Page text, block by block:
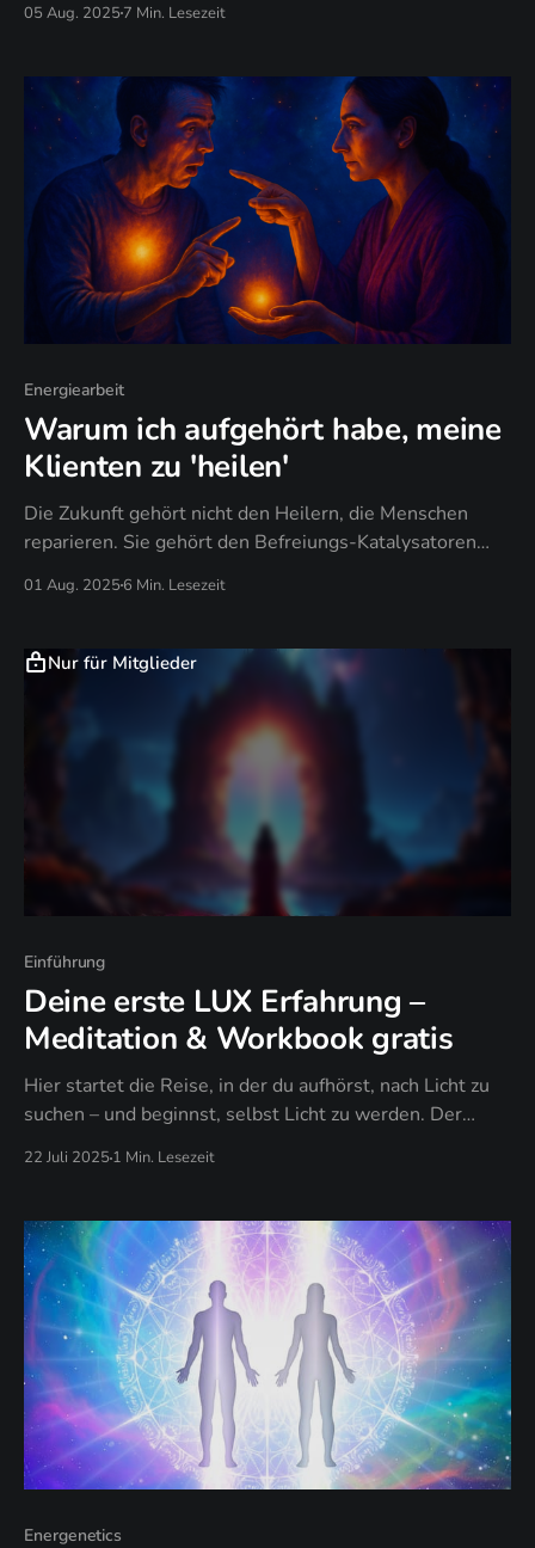
darauf programmiert, Frühwarnsysteme für kollektive
05 Aug. 2025 7 Min. Lesezeit
Energiearbeit
Warum ich aufgehört habe, meine
Klienten zu 'heilen'
Die Zukunft gehört nicht den Heilern, die Menschen
reparieren. Sie gehört den Befreiungs-Katalysatoren
erinnern, dass sie niemals kaputt waren.
01 Aug. 2025 6 Min. Lesezeit
Nur für Mitglieder
Einführung
Deine erste LUX Erfahrung –
Meditation & Workbook gratis
Hier startet die Reise, in der du aufhörst, nach Licht zu
suchen – und beginnst, selbst Licht zu werden. Der
22 Juli 2025 1 Min. Lesezeit
Energenetics